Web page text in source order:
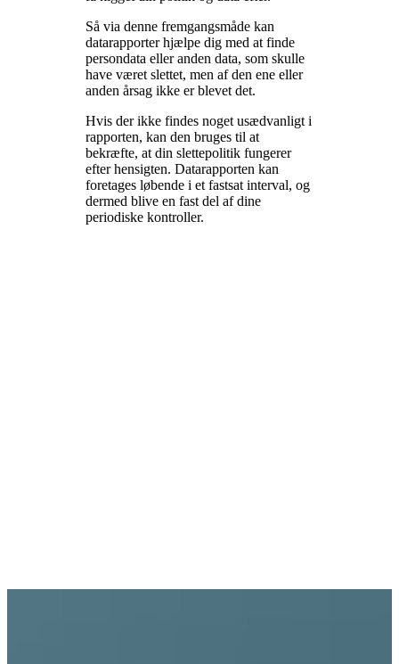
Så via denne fremgangsmåde kan
datarapporter hjælpe dig med at finde
persondata eller anden data, som skulle
have været slettet, men af den ene eller
anden årsag ikke er blevet det.
Hvis der ikke findes noget usædvanligt i
rapporten, kan den bruges til at
bekræfte, at din slettepolitik fungerer
efter hensigten. Datarapporten kan
foretages løbende i et fastsat interval, og
dermed blive en fast del af dine
periodiske kontroller.